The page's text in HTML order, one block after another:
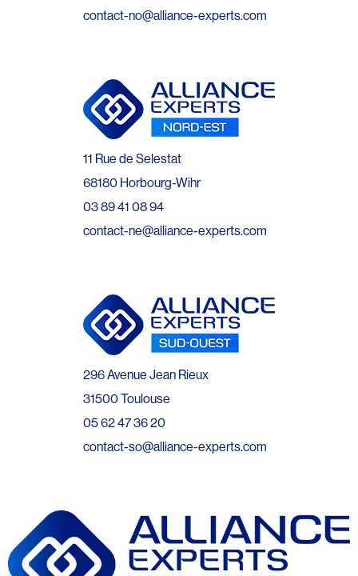
contact-no@alliance-experts.com
11 Rue de Selestat
68180 Horbourg-Wihr
03 89 41 08 94
contact-ne@alliance-experts.com
296 Avenue Jean Rieux
31500 Toulouse
05 62 47 36 20
contact-so@alliance-experts.com